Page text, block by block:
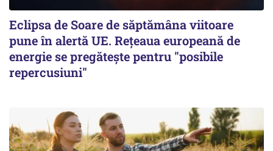
Eclipsa de Soare de săptămâna viitoare
pune în alertă UE. Rețeaua europeană de
energie se pregătește pentru "posibile
repercusiuni"